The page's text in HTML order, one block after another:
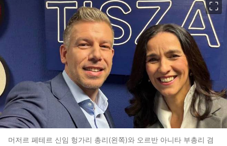
머저르 페테르 신임 헝가리 총리(왼쪽)와 오르반 아니타 부총리 겸